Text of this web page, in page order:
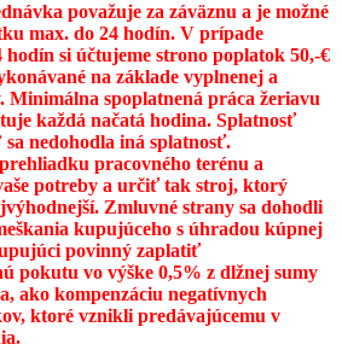
považuje za záväznu a je možné
max. do 24 hodín. V prípade
si účtujeme strono poplatok 50,-€
na základe vyplnenej a
Minimálna spoplatnená práca žeriavu
každá načatá hodina. Splatnosť
nedohodla iná splatnosť.
pracovného terénu a
potreby a určiť tak stroj, ktorý
Zmluvné strany sa dohodli
kupujúceho s úhradou kúpnej
povinný zaplatiť
pokutu vo výške 0,5% z dlžnej sumy
ako kompenzáciu negatívnych
ktoré vznikli predávajúcemu v